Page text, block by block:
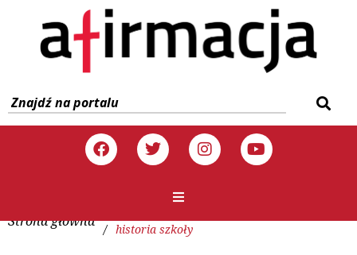
Strona główna / historia szkoły